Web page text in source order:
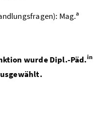
Mag.a
wurdeDipl.-Päd.in